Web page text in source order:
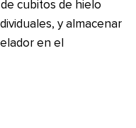
cubitos de hielo
y almacenar
en el